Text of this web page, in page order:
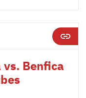
vs. Benfica